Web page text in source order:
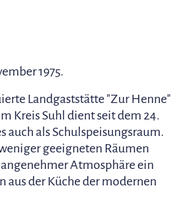
1975.
Landgaststätte "Zur Henne"
Kreis Suhl dient seit dem 24.
auch als Schulspeisungsraum.
geeigneten Räumen
Atmosphäre ein
aus der Küche der modernen